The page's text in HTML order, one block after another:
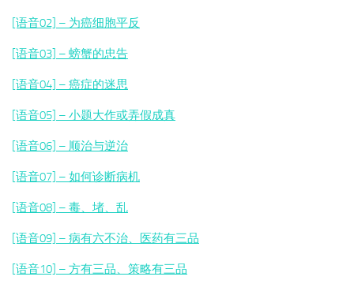
[语音02] – 为癌细胞平反
[语音03] – 螃蟹的忠告
[语音04] – 癌症的迷思
[语音05] – 小题大作或弄假成真
[语音06] – 顺治与逆治
[语音07] – 如何诊断病机
[语音08] – 毒、堵、乱
[语音09] – 病有六不治、医药有三品
[语音10] – 方有三品、策略有三品